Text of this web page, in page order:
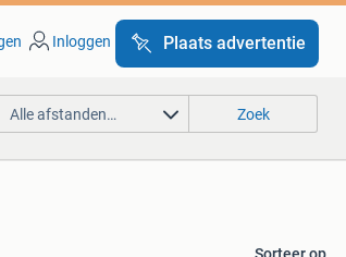
Inloggen Plaats advertentie
Alle afstanden… Zoek